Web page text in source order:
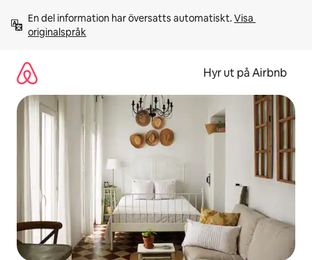
innehåll
En del information har översatts automatiskt. Visa
originalspråk
Hyr ut på Airbnb